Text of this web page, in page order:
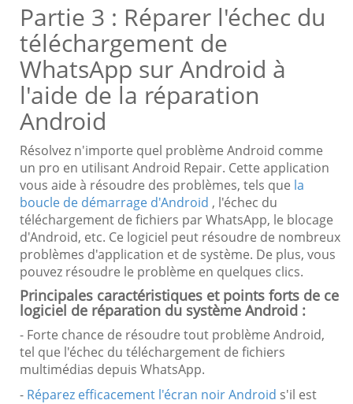
Partie 3 : Réparer l'échec du
téléchargement de
WhatsApp sur Android à
l'aide de la réparation
Android
Résolvez n'importe quel problème Android comme
un pro en utilisant Android Repair. Cette application
vous aide à résoudre des problèmes, tels que la
boucle de démarrage d'Android , l'échec du
téléchargement de fichiers par WhatsApp, le blocage
d'Android, etc. Ce logiciel peut résoudre de nombreux
problèmes d'application et de système. De plus, vous
pouvez résoudre le problème en quelques clics.
Principales caractéristiques et points forts de ce
logiciel de réparation du système Android :
- Forte chance de résoudre tout problème Android,
tel que l'échec du téléchargement de fichiers
multimédias depuis WhatsApp.
- Réparez efficacement l'écran noir Android s'il est